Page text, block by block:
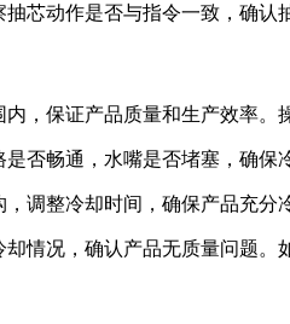
芯动作是否与指令一致，确认
，保证产品质量和生产效率。
否畅通，水嘴是否堵塞，确保
调整冷却时间，确保产品充分
情况，确认产品无质量问题。